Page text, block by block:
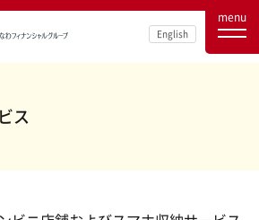
English
menu
ス